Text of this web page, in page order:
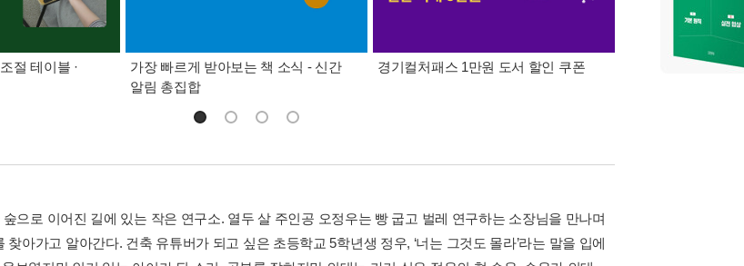
절 테이블 ·
가장 빠르게 받아보는 책 소식 - 신간
알림 총집합
경기컬처패스 1만원 도서 할인 쿠폰 삼성카드가 쏜다! 알
숲으로 이어진 길에 있는 작은 연구소. 열두 살 주인공 오정우는 빵 굽고 벌레 연구하는 소장님을 만나며
찾아가고 알아간다. 건축 유튜버가 되고 싶은 초등학교 5학년생 정우, ‘너는 그것도 몰라’라는 말을 입에